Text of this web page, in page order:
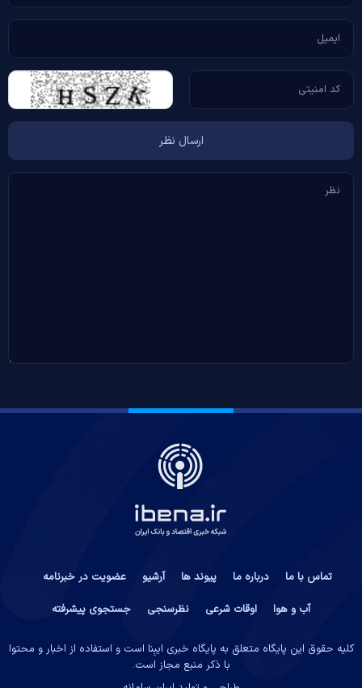
تماس با ما درباره ما پیوند ها آرشیو
عضویت در خبرنامه
آب و هوا
اوقات شرعی نظرسنجی جستجوی پیشرفته
کلیه حقوق این پایگاه متعلق به پایگاه خبری ایبِنا است و استفاده از اخبار و محتوا
با ذکر منبع مجاز است.